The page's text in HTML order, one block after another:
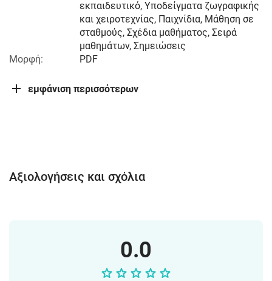
εκπαιδευτικό, Υποδείγματα ζωγραφικής
και χειροτεχνίας, Παιχνίδια, Μάθηση σε
σταθμούς, Σχέδια μαθήματος, Σειρά
μαθημάτων, Σημειώσεις
Μορφή:
PDF
εμφάνιση περισσότερων
Αξιολογήσεις και σχόλια
0.0